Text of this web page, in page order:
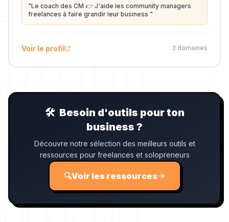
"Le coach des CM 👉 J'aide les community managers
freelances à faire grandir leur business "
Voir le profil 3 domaines
🛠️ Besoin d'outils pour ton
business ?
Découvre notre sélection des meilleurs outils et
ressources pour freelances et solopreneurs
🔍Voir les ressources